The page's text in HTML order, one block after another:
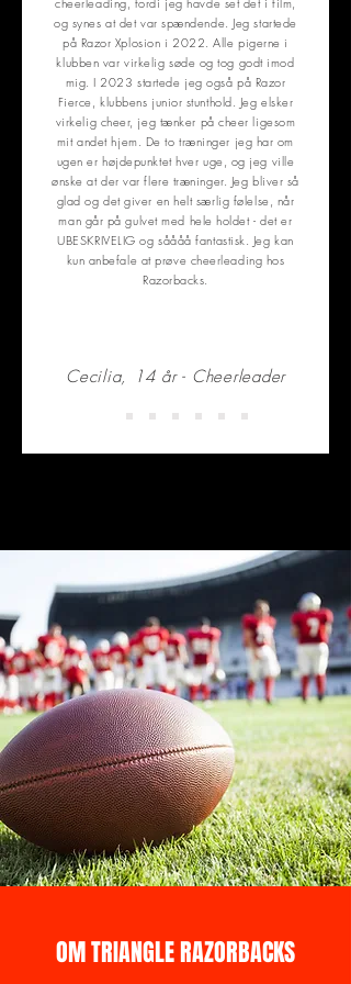
og synes at det var spændende. Jeg startede
på Razor Xplosion i 2022. Alle pigerne i
klubben var virkelig søde og tog godt imod
mig. I 2023 startede jeg også på Razor
Fierce, klubbens junior stunthold. Jeg elsker
virkelig cheer, jeg tænker på cheer ligesom
mit andet hjem. De to træninger jeg har om
ugen er højdepunktet hver uge, og jeg ville
ønske at der var flere træninger. Jeg bliver så
glad og det giver en helt særlig følelse, når
man går på gulvet med hele holdet - det er
UBESKRIVELIG og såååå fantastisk. Jeg kan
kun anbefale at prøve cheerleading hos
Razorbacks.
Cecilia, 14 år - Cheerleader
OM TRIANGLE RAZORBACKS